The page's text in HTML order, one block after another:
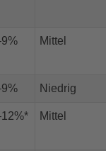
Mittel
Niedrig
Mittel